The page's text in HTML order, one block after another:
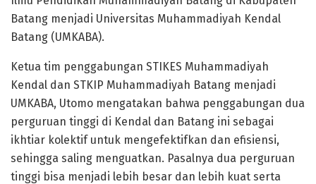
Batang menjadi Universitas Muhammadiyah Kendal
Batang (UMKABA).
Ketua tim penggabungan STIKES Muhammadiyah
Kendal dan STKIP Muhammadiyah Batang menjadi
UMKABA, Utomo mengatakan bahwa penggabungan dua
perguruan tinggi di Kendal dan Batang ini sebagai
ikhtiar kolektif untuk mengefektifkan dan efisiensi,
sehingga saling menguatkan. Pasalnya dua perguruan
tinggi bisa menjadi lebih besar dan lebih kuat serta